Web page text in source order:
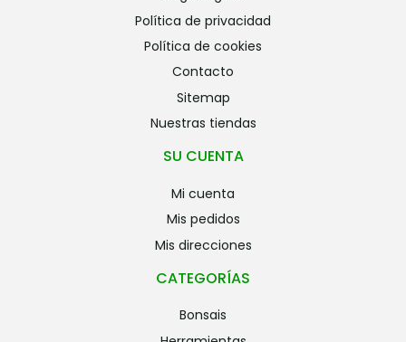
política de privacidad
política de cookies
contacto
sitemap
nuestras tiendas
SU CUENTA
mi cuenta
mis pedidos
mis direcciones
CATEGORÍAS
bonsais